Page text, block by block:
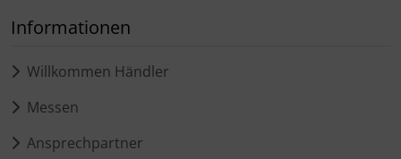
Informationen
Willkommen Händler
Messen
Ansprechpartner